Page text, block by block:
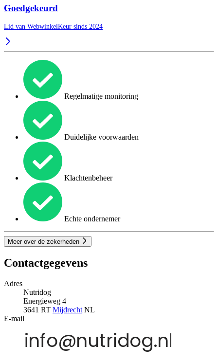
Goedgekeurd
Lid van WebwinkelKeur sinds 2024
Regelmatige monitoring
Duidelijke voorwaarden
Klachtenbeheer
Echte ondernemer
Meer over de zekerheden
Contactgegevens
Adres
Nutridog
Energieweg 4
3641 RT Mijdrecht NL
E-mail